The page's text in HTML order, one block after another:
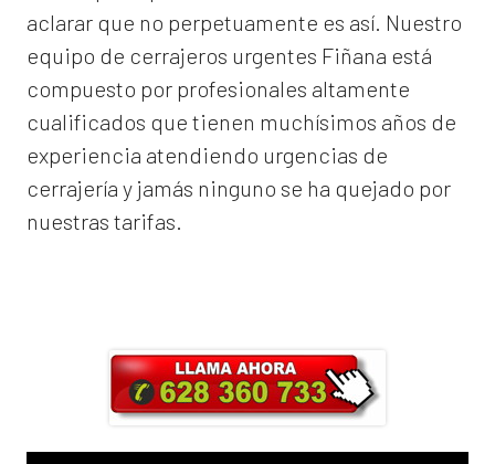
aclarar que no perpetuamente es así. Nuestro
equipo de cerrajeros urgentes Fiñana está
compuesto por profesionales altamente
cualificados que tienen muchísimos años de
experiencia atendiendo urgencias de
cerrajería y jamás ninguno se ha quejado por
nuestras tarifas.